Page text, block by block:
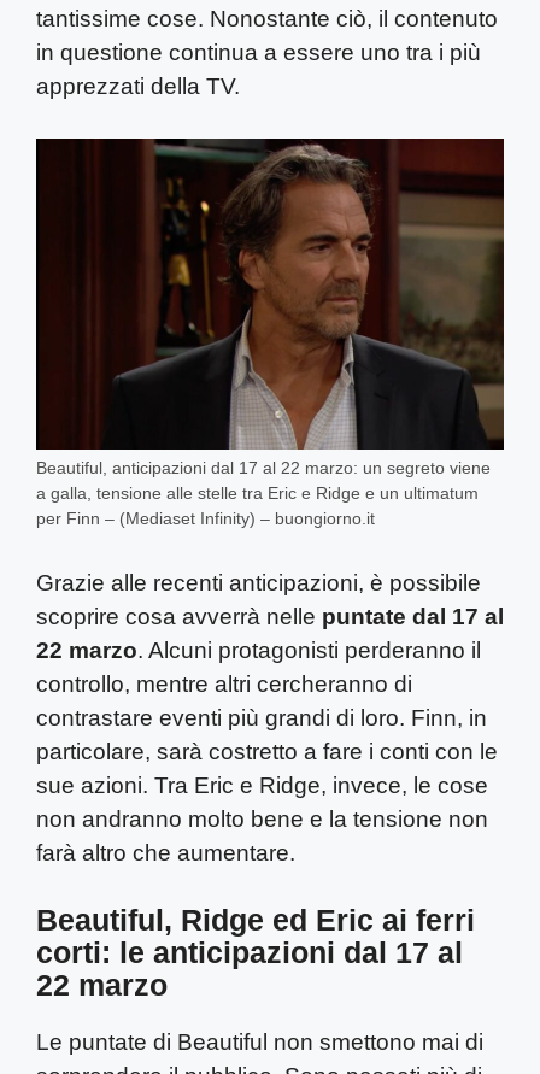
tantissime cose. Nonostante ciò, il contenuto
in questione continua a essere uno tra i più
apprezzati della TV.
Beautiful, anticipazioni dal 17 al 22 marzo: un segreto viene
a galla, tensione alle stelle tra Eric e Ridge e un ultimatum
per Finn – (Mediaset Infinity) – buongiorno.it
Grazie alle recenti anticipazioni, è possibile
scoprire cosa avverrà nelle puntate dal 17 al
22 marzo. Alcuni protagonisti perderanno il
controllo, mentre altri cercheranno di
contrastare eventi più grandi di loro. Finn, in
particolare, sarà costretto a fare i conti con le
sue azioni. Tra Eric e Ridge, invece, le cose
non andranno molto bene e la tensione non
farà altro che aumentare.
Beautiful, Ridge ed Eric ai ferri
corti: le anticipazioni dal 17 al
22 marzo
Le puntate di Beautiful non smettono mai di